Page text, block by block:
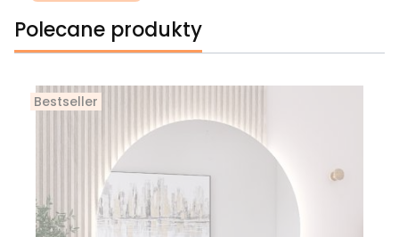
Polecane produkty
Bestseller